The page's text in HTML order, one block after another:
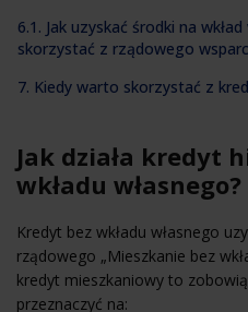
6.1. Jak uzyskać środki na
skorzystać z rządowego
7. Kiedy warto skorzystać z
Jak działa kredyt
wkładu własnego?
Kredyt bez wkładu własnego
rządowego „Mieszkanie bez
kredyt mieszkaniowy to
przeznaczyć na: